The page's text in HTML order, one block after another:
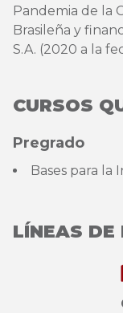
Pandemia de la
Brasileña y
S.A. (2020 a la
CURSOS
Pregrado
Bases para la
LÍNEAS DE